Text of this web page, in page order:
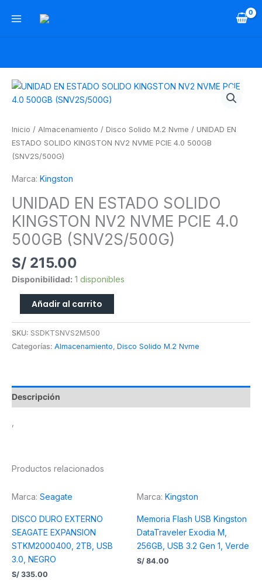
Inicio / Almacenamiento / Disco Solido M.2 Nvme / UNIDAD EN
ESTADO SOLIDO KINGSTON NV2 NVME PCIE 4.0 500GB
(SNV2S/500G)
Marca: Kingston
UNIDAD EN ESTADO SOLIDO
KINGSTON NV2 NVME PCIE 4.0
500GB (SNV2S/500G)
S/ 215.00
Disponibilidad: 1 disponibles
UNIDAD
EN
SOLIDO
KINGSTON
NV2
PCIE
500GB
(SNV2S/500G)
cantidad
Añadir al carrito
SKU: SSDKTSNVS2M500
Categorías: Almacenamiento, Disco Solido M.2 Nvme
Descripción
Productos relacionados
Marca: Seagate
DISCO DURO EXTERNO
SEAGATE EXPANSION
STKM2000400, 2TB, USB
3.0, NEGRO
S/ 335.00
Marca: Kingston
Memoria Flash USB Kingston
DataTraveler Exodia M,
256GB, USB 3.2 Gen 1, Verde
S/ 84.00